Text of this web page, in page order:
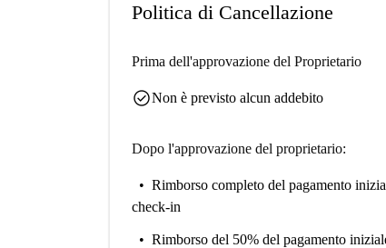
Politica di Cancellazione
Prima dell'approvazione del Proprietario
check_circleNon è previsto alcun addebito
Dopo l'approvazione del proprietario:
Rimborso completo del pagamento
check-in
Rimborso del 50% del pagamento